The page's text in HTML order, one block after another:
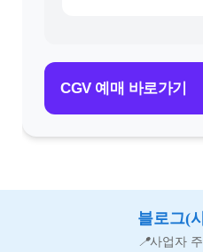
CGV 예매 바로가기
블로그(
📍사업자